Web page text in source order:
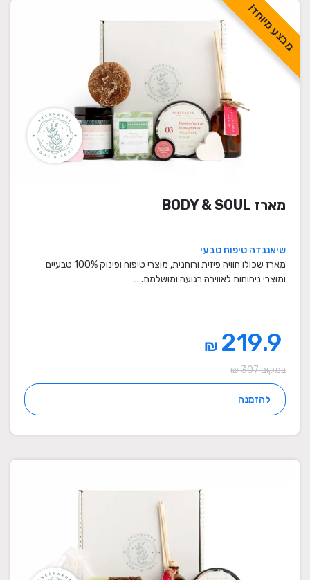
מבצע מיוחד!
מארז BODY & SOUL
שיאננדה טיפוח טבעי
מארז שכולו חוויה פיזית ורוחנית, מוצרי טיפוח ופינוק 100% טבעיים
ומוצרי ניחוחות לאווירה רגועה ומושלמת. ...
219.9
₪
במקום 307 ₪
להזמנה